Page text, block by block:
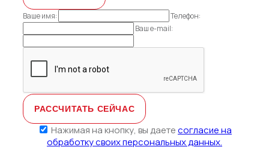
Ваше имя:
Телефон:
Ваш e-mail:
Нажимая на кнопку, вы даетесогласие на
обработку своих персональных данных.